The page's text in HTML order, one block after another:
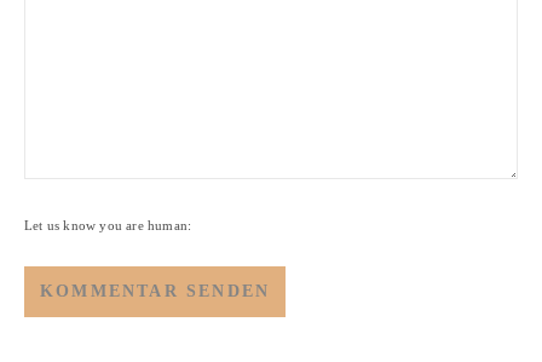
Let us know you are human: